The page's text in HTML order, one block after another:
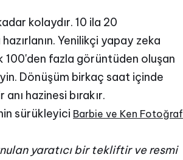
kolaydır. 10 ila 20
Yenilikçi yapay zeka
100'den fazla görüntüden oluşan
Dönüşüm birkaç saat içinde
hazinesi bırakır.
sürükleyici Barbie ve Ken Fotoğraf
yaratıcı bir tekliftir ve resmi